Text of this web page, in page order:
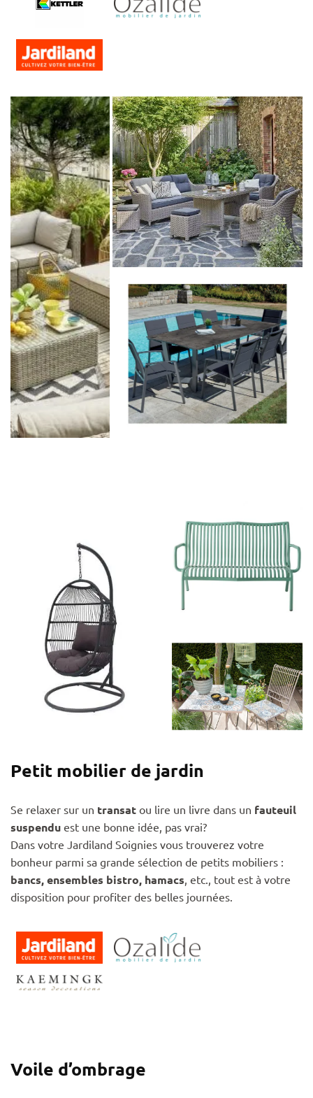
Petit mobilier de jardin
Se relaxer sur un transat ou lire un livre dans un fauteuil
suspendu est une bonne idée, pas vrai?
Dans votre Jardiland Soignies vous trouverez votre
bonheur parmi sa grande sélection de petits mobiliers :
bancs, ensembles bistro, hamacs, etc., tout est à votre
disposition pour profiter des belles journées.
Voile d’ombrage